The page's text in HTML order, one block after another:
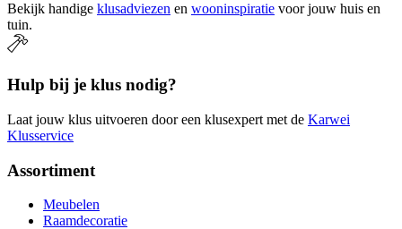
Bekijk handige klusadviezen en wooninspiratie voor jouw huis en
tuin.
Hulp bij je klus nodig?
Laat jouw klus uitvoeren door een klusexpert met de Karwei
Klusservice
Assortiment
Meubelen
Raamdecoratie